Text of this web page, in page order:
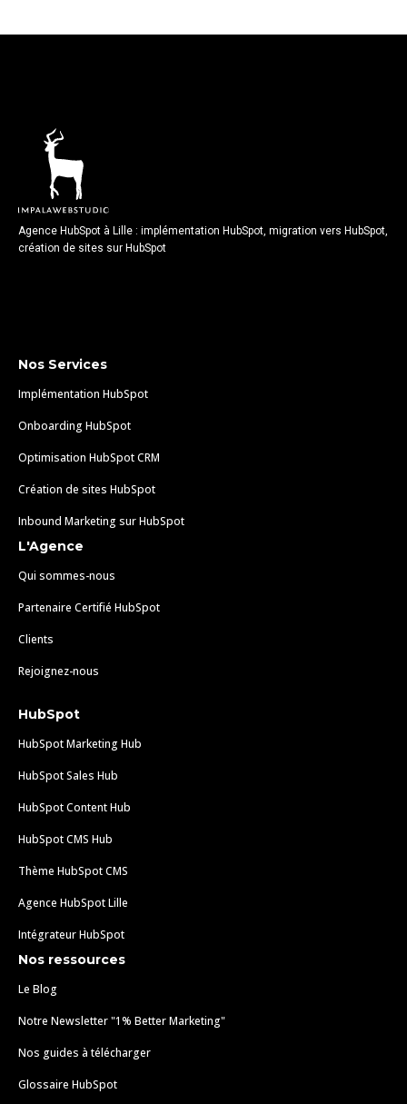
Agence HubSpot à Lille : implémentation HubSpot, migration vers HubSpot,
création de sites sur HubSpot
Nos Services
Implémentation HubSpot
Onboarding HubSpot
Optimisation HubSpot CRM
Création de sites HubSpot
Inbound Marketing sur HubSpot
L'Agence
Qui sommes-nous
Partenaire Certifié HubSpot
Clients
Rejoignez-nous
HubSpot
HubSpot Marketing Hub
HubSpot Sales Hub
HubSpot Content Hub
HubSpot CMS Hub
Thème HubSpot CMS
Agence HubSpot Lille
Intégrateur HubSpot
Nos ressources
Le Blog
Notre Newsletter "1% Better Marketing"
Nos guides à télécharger
Glossaire HubSpot